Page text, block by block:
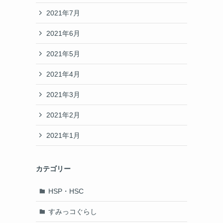
2021年7月
2021年6月
2021年5月
2021年4月
2021年3月
2021年2月
2021年1月
カテゴリー
HSP・HSC
すみっコぐらし